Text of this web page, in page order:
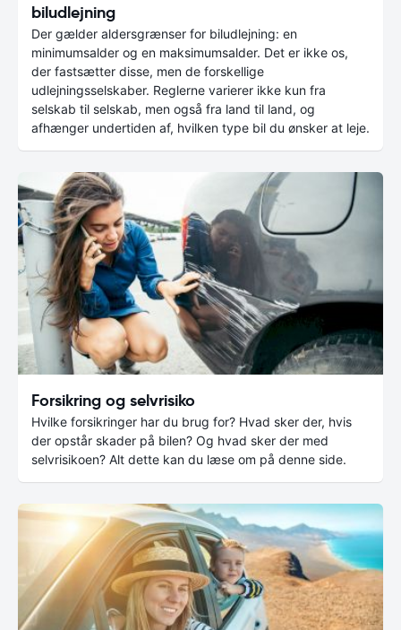
biludlejning
Der gælder aldersgrænser for biludlejning: en
minimumsalder og en maksimumsalder. Det er ikke os,
der fastsætter disse, men de forskellige
udlejningsselskaber. Reglerne varierer ikke kun fra
selskab til selskab, men også fra land til land, og
afhænger undertiden af, hvilken type bil du ønsker at leje.
Forsikring og selvrisiko
Hvilke forsikringer har du brug for? Hvad sker der, hvis
der opstår skader på bilen? Og hvad sker der med
selvrisikoen? Alt dette kan du læse om på denne side.